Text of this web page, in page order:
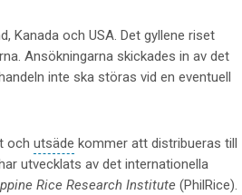
Kanada och USA. Det gyllene riset
Ansökningarna skickades in av det
inte ska störas vid en eventuell
och utsäde kommer att distribueras till
utvecklats av det internationella
Rice Research Institute (PhilRice).